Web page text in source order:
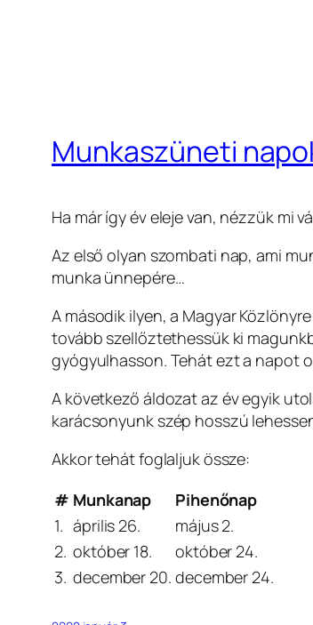
Munkaszüneti
Ha már így év eleje van, nézzük mi
Az első olyan szombati nap, ami
munka ünnepére…
A második ilyen, a Magyar
tovább szellőztethessük ki
gyógyulhasson. Tehát ezt a napot
A következő áldozat az év egyik
karácsonyunk szép hosszú
Akkor tehát foglaljuk össze:
# Munkanap
Pihenőnap
1. április 26.
május 2.
2. október 18.
október 24.
3. december 20. december 24.